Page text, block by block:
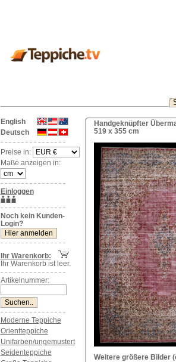
English
Deutsch
Preise in:
Maße anzeigen in:
Einloggen
Noch kein Kunden-
Login?
Ihr Warenkorb:
Ihr Warenkorb ist leer.
Artikelnummer:
Moderne Teppiche
Orientteppiche
Unifarben/ungemustert
Seidenteppiche
Handgeknüpfter
519 x 355 cm
Weitere größere Bilder